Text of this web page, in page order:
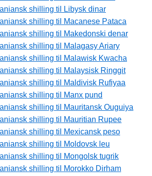
shilling til Libysk dinar
shilling til Macanese Pataca
shilling til Makedonski denar
shilling til Malagasy Ariary
shilling til Malawisk Kwacha
shilling til Malaysisk Ringgit
shilling til Maldivisk Rufiyaa
shilling til Manx pund
shilling til Mauritansk Ouguiya
shilling til Mauritian Rupee
shilling til Mexicansk peso
shilling til Moldovsk leu
shilling til Mongolsk tugrik
shilling til Morokko Dirham